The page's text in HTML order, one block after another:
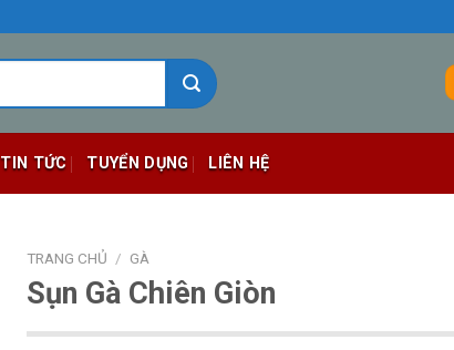
TIN TỨC TUYỂN DỤNG LIÊN HỆ
TRANG CHỦ / GÀ
Sụn Gà Chiên Giòn